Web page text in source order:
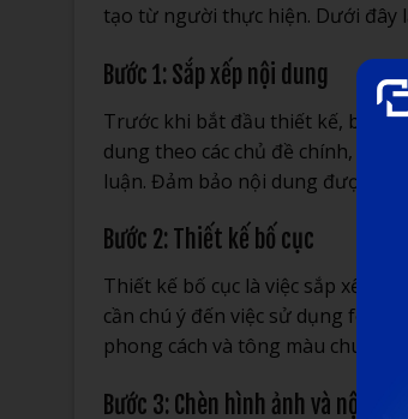
tạo từ người thực hiện. Dưới đây
Bước 1: Sắp xếp nội dung
Trước khi bắt đầu thiết kế, bạn
dung theo các chủ đề chính,
luận. Đảm bảo nội dung được
Bước 2: Thiết kế bố cục
Thiết kế bố cục là việc sắp xếp
cần chú ý đến việc sử dụng font
phong cách và tông màu chung
Bước 3: Chèn hình ảnh và nội